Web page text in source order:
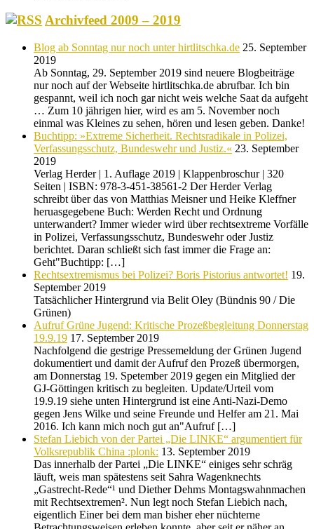
Archivfeed 2009 – 2019
Blog ab Sonntag nur noch unter hirtlitschka.de 25. September
2019
Ab Sonntag, 29. September 2019 sind neuere Blogbeiträge
nur noch auf der Webseite hirtlitschka.de abrufbar. Ich bin
gespannt, weil ich noch gar nicht weis welche Saat da aufgeht
… Zum 10 jährigen hier, wird es am 5. November noch
einmal was Kleines zu sehen, hören und lesen geben. Danke!
Buchtipp: »Extreme Sicherheit. Rechtsradikale in Polizei,
Verfassungsschutz, Bundeswehr und Justiz.« 23. September
2019
Verlag Herder | 1. Auflage 2019 | Klappenbroschur | 320
Seiten | ISBN: 978-3-451-38561-2 Der Herder Verlag
schreibt über das von Matthias Meisner und Heike Kleffner
heruasgegebene Buch: Werden Recht und Ordnung
unterwandert? Immer wieder wird über rechtsextreme Vorfälle
in Polizei, Verfassungsschutz, Bundeswehr oder Justiz
berichtet. Daran schließt sich fast immer die Frage an:
Geht"Buchtipp: […]
Rechtsextremismus bei Polizei? Boris Pistorius antwortet! 19.
September 2019
Tatsächlicher Hintergrund via Belit Oley (Bündnis 90 / Die
Grünen)
Aufruf Grüne Jugend: Kritische Prozeßbegleitung Donnerstag
19.9.19 17. September 2019
Nachfolgend die gestrige Pressemeldung der Grünen Jugend
dokumentiert und damit der Aufruf den Prozeß übermorgen,
am Donnerstag 19. Spetember 2019 gegen ein Mitglied der
GJ-Göttingen kritisch zu begleiten. Update/Urteil vom
19.9.19 siehe unten Hintergrund ist eine Anti-Nazi-Demo
gegen Jens Wilke und seine Freunde und Helfer am 21. Mai
2016. Ich kann mich noch gut an"Aufruf […]
Stefan Liebich von der Partei „Die LINKE“ argumentiert für
Volksrepublik China :plonk: 13. September 2019
Das innerhalb der Partei „Die LINKE“ einiges sehr schräg
läuft, weis man spätestens seit Sahra Wagenknechts
„Gastrecht-Rede“¹ und Diether Dehms Montagswahnmachen
mit Rechtsextremen². Nun legt noch Stefan Liebich nach,
eigentlich Einer bei dem man bisher eher nüchterne